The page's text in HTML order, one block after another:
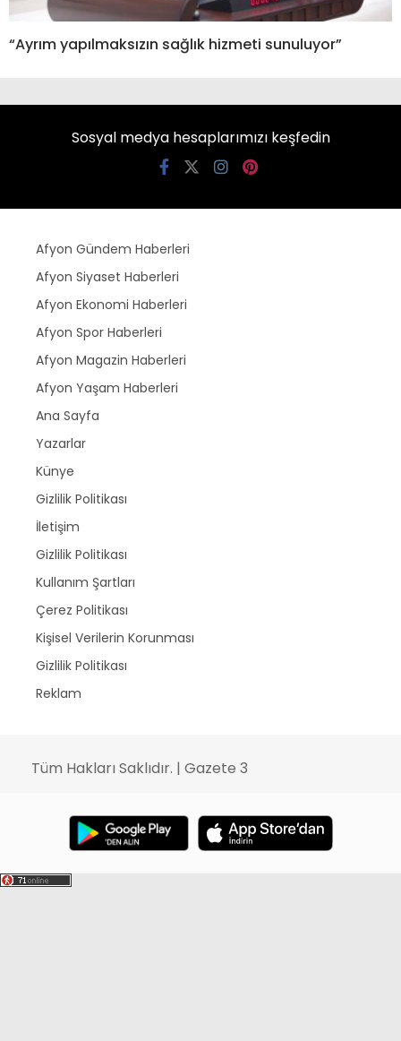
“Ayrım yapılmaksızın sağlık hizmeti sunuluyor”
Sosyal medya hesaplarımızı keşfedin
Afyon Gündem Haberleri
Afyon Siyaset Haberleri
Afyon Ekonomi Haberleri
Afyon Spor Haberleri
Afyon Magazin Haberleri
Afyon Yaşam Haberleri
Ana Sayfa
Yazarlar
Künye
Gizlilik Politikası
İletişim
Gizlilik Politikası
Kullanım Şartları
Çerez Politikası
Kişisel Verilerin Korunması
Gizlilik Politikası
Reklam
Tüm Hakları Saklıdır. | Gazete 3